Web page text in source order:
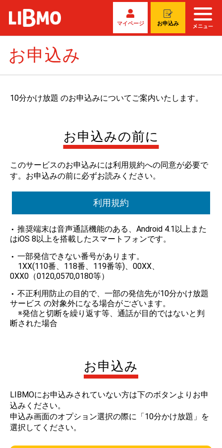
マイページ お申込み
お申込み
10分かけ放題 のお申込みについてご案内いたします。
お申込みの前に
このサービスのお申込みには利用規約への同意が必要で
す。お申込みの前に必ずお読みください。
利用規約
推奨端末は音声通話機能のある、Android 4.1以上また
はiOS 8以上を搭載したスマートフォンです。
一部発信できない番号があります。
1XX(110番、118番、119番等)、00XX、
0XX0（0120,0570,0180等）
不正利用防止の目的で、一部の発信先が10分かけ放題
サービス の対象外になる場合がございます。
※発信と切断を繰り返す等、通話が目的ではないと判
断された場合
お申込み
LIBMOにお申込みされていない方は下のボタンよりお申
込みください。
申込み画面のオプション選択の際に「10分かけ放題」を
選択してください。